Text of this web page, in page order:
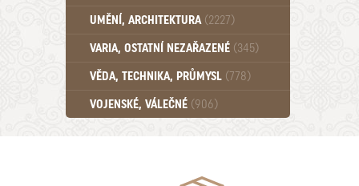
Učebnice - Jazykové (1297)
Učebnice - VŠ (259)
Učebnice - ZŠ (556)
Učebnice - Ostatní (499)
UMĚNÍ, ARCHITEKTURA (2227)
VARIA, OSTATNÍ NEZAŘAZENÉ (345)
VĚDA, TECHNIKA, PRŮMYSL (778)
VOJENSKÉ, VÁLEČNÉ (906)